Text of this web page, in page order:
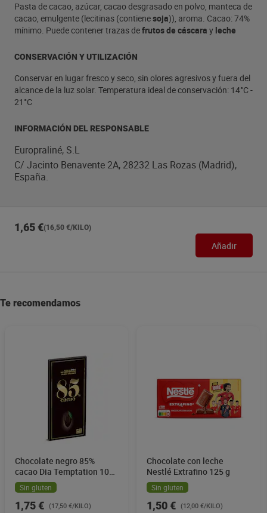
Pasta de cacao, azúcar, cacao desgrasado en polvo, manteca de
cacao, emulgente (lecitinas (contienesoja)), aroma. Cacao: 74%
mínimo. Puede contener trazas defrutos de cáscara y leche
CONSERVACIÓN Y UTILIZACIÓN
Conservar en lugar fresco y seco, sin olores agresivos y fuera del
alcance de la luz solar. Temperatura ideal de conservación: 14°C -
21°C
INFORMACIÓN DEL RESPONSABLE
Europraliné, S.L
C/ Jacinto Benavente 2A, 28232 Las Rozas (Madrid),
España.
1,65 €(16,50 €/KILO)
Añadir
Te recomendamos
Chocolate negro 85%
cacao Dia Temptation 100
gSin gluten
1,75 € (17,50 €/KILO)
Chocolate con leche
Nestlé Extrafino 125 g
Sin gluten
1,50 € (12,00 €/KILO)